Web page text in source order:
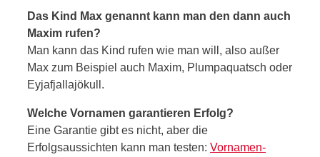
Das Kind Max genannt kann man den dann auch
Maxim rufen?
Man kann das Kind rufen wie man will, also außer
Max zum Beispiel auch Maxim, Plumpaquatsch oder
Eyjafjallajökull.
Welche Vornamen garantieren Erfolg?
Eine Garantie gibt es nicht, aber die
Erfolgsaussichten kann man testen: Vornamen-